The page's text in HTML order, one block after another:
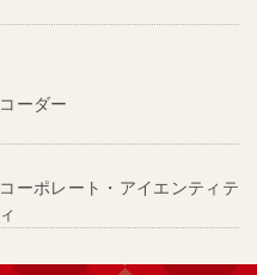
コーダー
コーポレート・アイエンティテ
ィ